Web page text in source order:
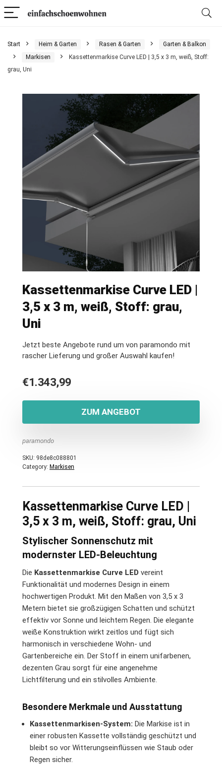
Start Heim & Garten Rasen & Garten
Garten & Balkon
Markisen
Kassettenmarkise Curve LED | 3,5 x 3 m, weiß, Stoff:
grau, Uni
Kassettenmarkise Curve LED |
3,5 x 3 m, weiß, Stoff: grau,
Uni
Jetzt beste Angebote rund um von paramondo mit
rascher Lieferung und großer Auswahl kaufen!
€1.343,99
ZUM ANGEBOT
paramondo
SKU: 98de8c088801
Category: Markisen
Kassettenmarkise Curve LED |
3,5 x 3 m, weiß, Stoff: grau, Uni
Stylischer Sonnenschutz mit
modernster LED-Beleuchtung
Die Kassettenmarkise Curve LED vereint
Funktionalität und modernes Design in einem
hochwertigen Produkt. Mit den Maßen von 3,5 x 3
Metern bietet sie großzügigen Schatten und schützt
effektiv vor Sonne und leichtem Regen. Die elegante
weiße Konstruktion wirkt zeitlos und fügt sich
harmonisch in verschiedene Wohn- und
Gartenbereiche ein. Der Stoff in einem unifarbenen,
dezenten Grau sorgt für eine angenehme
Lichtfilterung und ein stilvolles Ambiente.
Besondere Merkmale und Ausstattung
Kassettenmarkisen-System: Die Markise ist in
einer robusten Kassette vollständig geschützt und
bleibt so vor Witterungseinflüssen wie Staub oder
Regen sicher.